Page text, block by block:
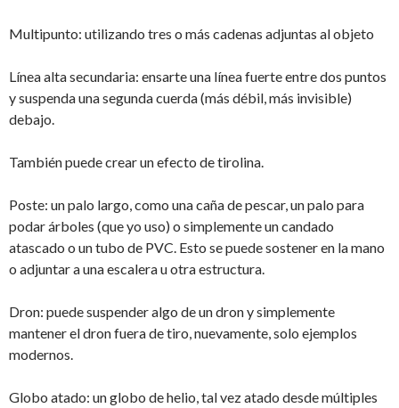
Multipunto: utilizando tres o más cadenas adjuntas al objeto
Línea alta secundaria: ensarte una línea fuerte entre dos puntos
y suspenda una segunda cuerda (más débil, más invisible)
debajo.
También puede crear un efecto de tirolina.
Poste: un palo largo, como una caña de pescar, un palo para
podar árboles (que yo uso) o simplemente un candado
atascado o un tubo de PVC. Esto se puede sostener en la mano
o adjuntar a una escalera u otra estructura.
Dron: puede suspender algo de un dron y simplemente
mantener el dron fuera de tiro, nuevamente, solo ejemplos
modernos.
Globo atado: un globo de helio, tal vez atado desde múltiples